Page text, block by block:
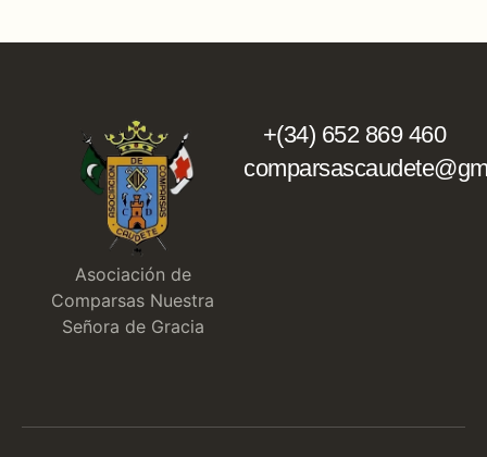
Asociación de
Comparsas Nuestra
Señora de Gracia
+(34) 652 869 460